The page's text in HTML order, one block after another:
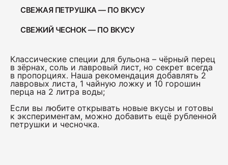
400
600
Бекон "Дабл Смок"
200
СВЕЖАЯ ПЕТРУШКА — ПО ВКУСУ
СВЕЖИЙ ЧЕСНОК — ПО ВКУСУ
Классические специи для бульона – чёрный перец
в зёрнах, соль и лавровый лист, но секрет всегда
в пропорциях. Наша рекомендация добавлять 2
лавровых листа, 1 чайную ложку и 10 горошин
перца на 2 литра воды;
Если вы любите открывать новые вкусы и готовы
к экспериментам, можно добавить ещё рубленной
петрушки и чесночка.